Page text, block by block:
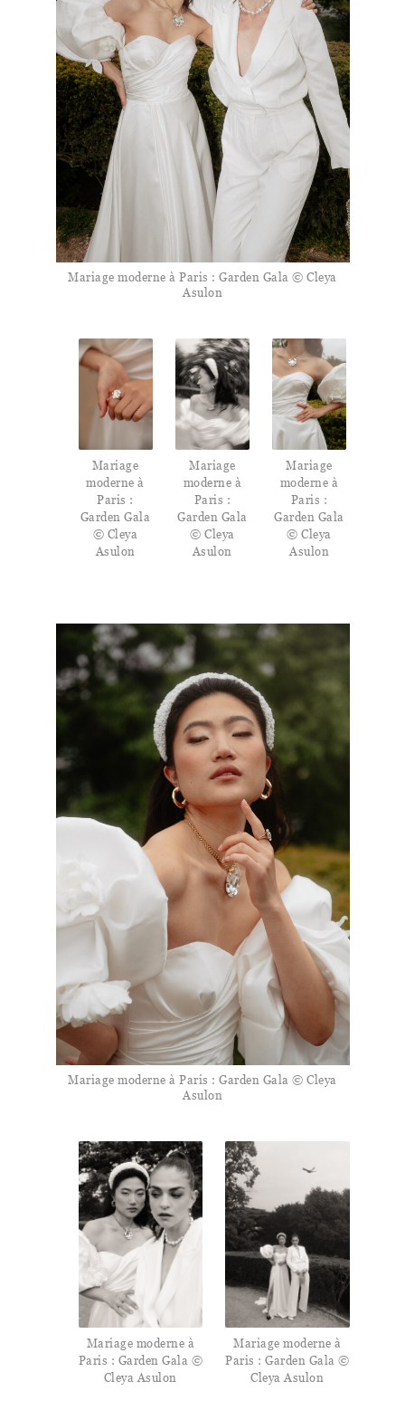
Mariage moderne à Paris : Garden Gala © Cleya
Asulon
Mariage
moderne à
Paris :
Garden Gala
© Cleya
Asulon
Mariage
moderne à
Paris :
Garden Gala
© Cleya
Asulon
Mariage
moderne à
Paris :
Garden Gala
© Cleya
Asulon
Mariage moderne à Paris : Garden Gala © Cleya
Asulon
Mariage moderne à
Paris : Garden Gala ©
Cleya Asulon
Mariage moderne à
Paris : Garden Gala ©
Cleya Asulon